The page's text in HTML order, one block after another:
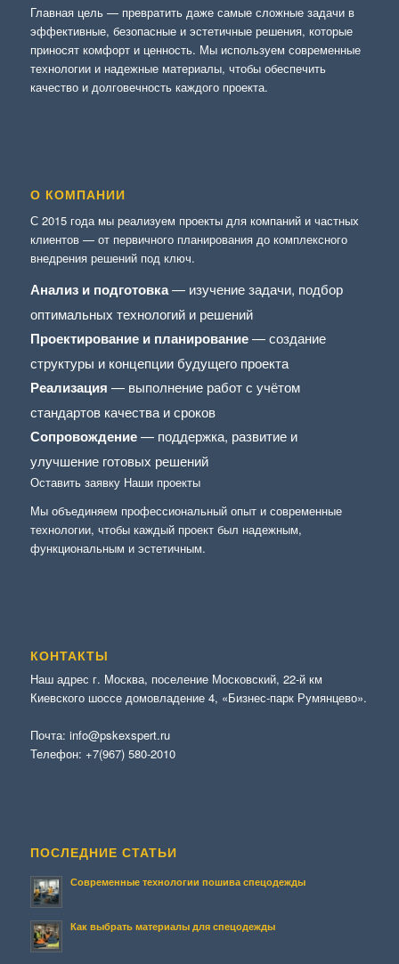
Главная цель — превратить даже самые сложные задачи в
эффективные, безопасные и эстетичные решения, которые
приносят комфорт и ценность. Мы используем современные
технологии и надежные материалы, чтобы обеспечить
качество и долговечность каждого проекта.
О КОМПАНИИ
С 2015 года мы реализуем проекты для компаний и частных
клиентов — от первичного планирования до комплексного
внедрения решений под ключ.
Анализ и подготовка— изучение задачи, подбор
оптимальных технологий и решений
Проектирование и планирование— создание
структуры и концепции будущего проекта
Реализация — выполнение работ с учётом
стандартов качества и сроков
Сопровождение— поддержка, развитие и
улучшение готовых решений
Оставить заявку Наши проекты
Мы объединяем профессиональный опыт и современные
технологии, чтобы каждый проект был надежным,
функциональным и эстетичным.
КОНТАКТЫ
Наш адрес г. Москва, поселение Московский, 22-й км
Киевского шоссе домовладение 4, «Бизнес-парк Румянцево».
Почта: info@pskexspert.ru
Телефон: +7(967) 580-2010
ПОСЛЕДНИЕ СТАТЬИ
Современные технологии пошива спецодежды
Как выбрать материалы для спецодежды